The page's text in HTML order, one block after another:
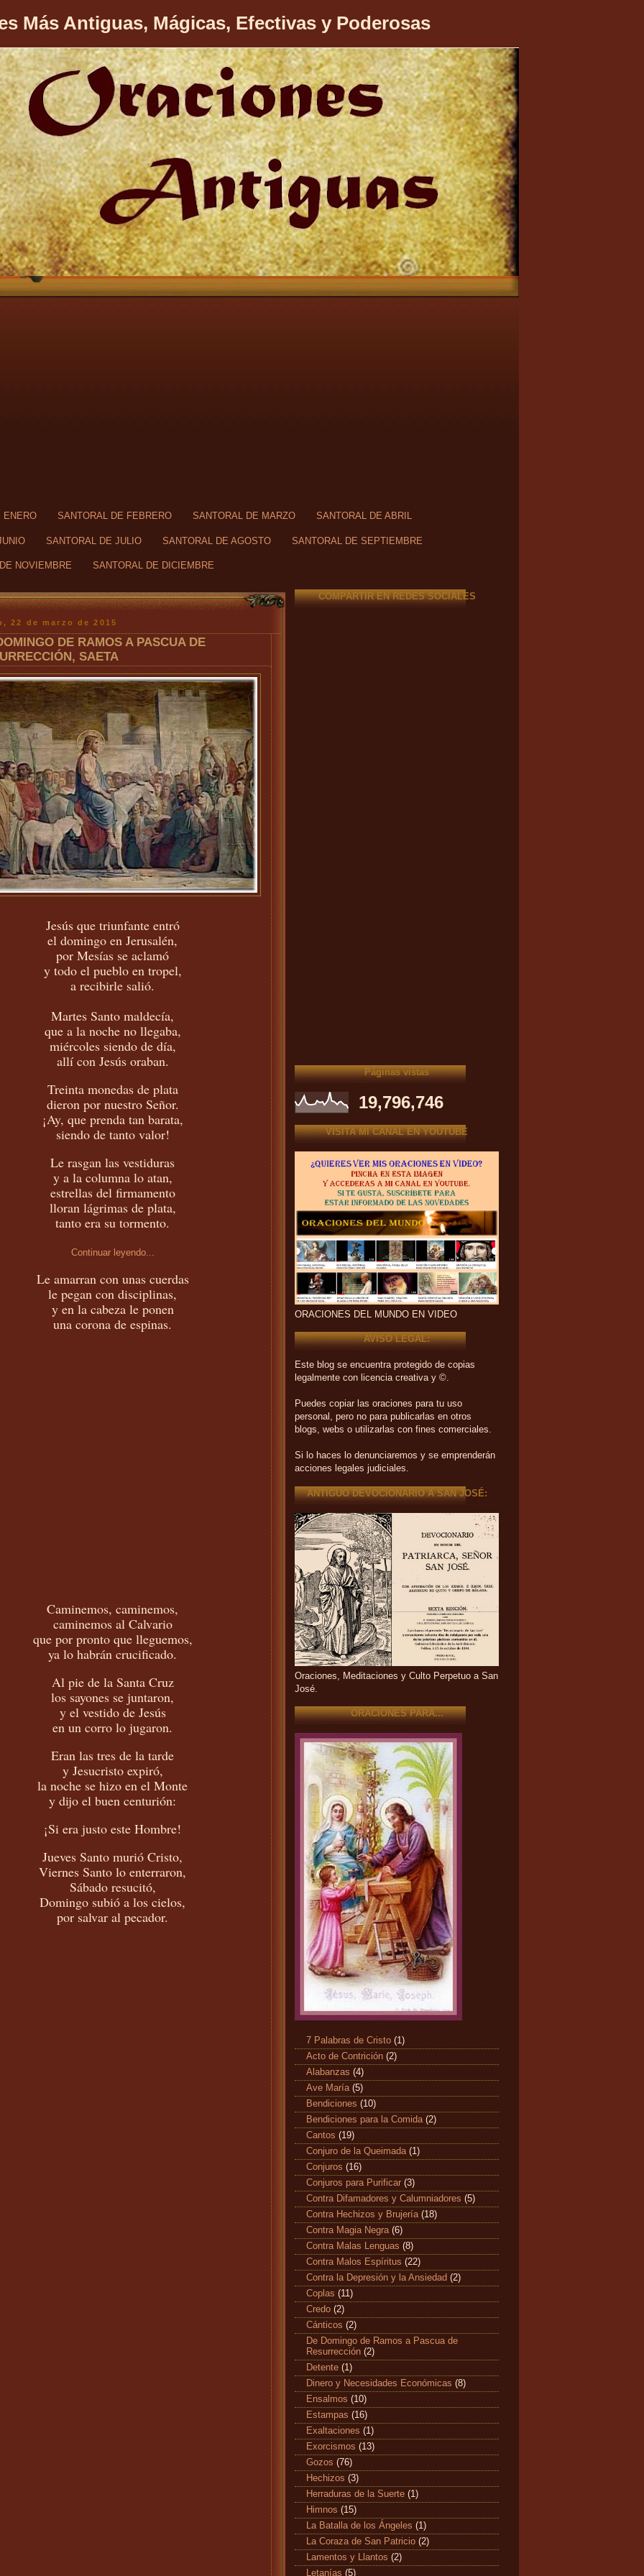
Más Antiguas, Mágicas, Efectivas y Poderosas
ENERO SANTORAL DE FEBRERO SANTORAL DE MARZO SANTORAL DE ABRIL
SANTORAL DE JULIO SANTORAL DE AGOSTO SANTORAL DE SEPTIEMBRE
NOVIEMBRE SANTORAL DE DICIEMBRE
22 de marzo de 2015
DE RAMOS A PASCUA DE
SAETA
Jesús que triunfante entró
el domingo en Jerusalén,
por Mesías se aclamó
y todo el pueblo en tropel,
a recibirle salió.
Martes Santo maldecía,
que a la noche no llegaba,
miércoles siendo de día,
allí con Jesús oraban.
Treinta monedas de plata
dieron por nuestro Señor.
¡Ay, que prenda tan barata,
siendo de tanto valor!
Le rasgan las vestiduras
y a la columna lo atan,
estrellas del firmamento
lloran lágrimas de plata,
tanto era su tormento.
Continuar leyendo...
Le amarran con unas cuerdas
le pegan con disciplinas,
y en la cabeza le ponen
una corona de espinas.
Caminemos, caminemos,
caminemos al Calvario
que por pronto que lleguemos,
ya lo habrán crucificado.
Al pie de la Santa Cruz
los sayones se juntaron,
y el vestido de Jesús
en un corro lo jugaron.
Eran las tres de la tarde
y Jesucristo expiró,
la noche se hizo en el Monte
y dijo el buen centurión:
¡Si era justo este Hombre!
Jueves Santo murió Cristo,
Viernes Santo lo enterraron,
Sábado resucitó,
Domingo subió a los cielos,
por salvar al pecador.
COMPARTIR EN REDES SOCIALES
Páginas vistas
19,796,746
VISITA MI CANAL EN YOUTUBE
ORACIONES DEL MUNDO EN VIDEO
AVISO LEGAL:
Este blog se encuentra protegido de copias
legalmente con licencia creativa y ©.
Puedes copiar las oraciones para tu uso
personal, pero no para publicarlas en otros
blogs, webs o utilizarlas con fines comerciales.
Si lo haces lo denunciaremos y se emprenderán
acciones legales judiciales.
ANTIGUO DEVOCIONARIO A SAN JOSÉ:
Oraciones, Meditaciones y Culto Perpetuo a San
José.
ORACIONES PARA...
7 Palabras de Cristo (1)
Acto de Contrición (2)
Alabanzas (4)
Ave María (5)
Bendiciones (10)
Bendiciones para la Comida (2)
Cantos (19)
Conjuro de la Queimada (1)
Conjuros (16)
Conjuros para Purificar (3)
Contra Difamadores y Calumniadores (5)
Contra Hechizos y Brujería (18)
Contra Magia Negra (6)
Contra Malas Lenguas (8)
Contra Malos Espíritus (22)
Contra la Depresión y la Ansiedad (2)
Coplas (11)
Credo (2)
Cánticos (2)
De Domingo de Ramos a Pascua de
Resurrección (2)
Detente (1)
Dinero y Necesidades Económicas (8)
Ensalmos (10)
Estampas (16)
Exaltaciones (1)
Exorcismos (13)
Gozos (76)
Hechizos (3)
Herraduras de la Suerte (1)
Himnos (15)
La Batalla de los Ángeles (1)
La Coraza de San Patricio (2)
Lamentos y Llantos (2)
Letanías (5)